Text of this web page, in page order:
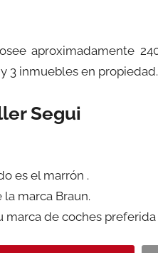
aproximadamente
3 inmuebles en propiedad.
Segui
es el marrón .
marca Braun.
de coches preferida